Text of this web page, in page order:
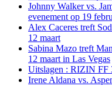
Johnny Walker vs.
evenement op 19
Alex Caceres treft
12 maart
Sabina Mazo treft
12 maart in Las Vegas
Uitslagen : RIZIN FF
Irene Aldana vs.